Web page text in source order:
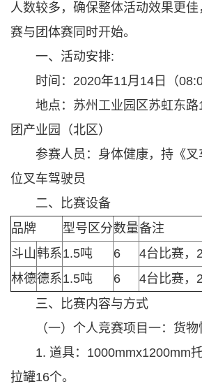
人数较多，确保整体活动效果更
赛与团体赛同时开始。
一、活动安排:
时间：2020年11月14日（
地点： 苏州工业园区苏虹东
团产业园（北区）
参赛人员：身体健康，持《
位叉车驾驶员
二、比赛设备
品牌
型号区分数量备注
斗山韩系1.5吨 6
4台比赛，
林德德系1.5吨 6
4台比赛，
三、比赛内容与方式
（一）个人竞赛项目一：货
1. 道具：1000mmx1200mm
拉罐16个。